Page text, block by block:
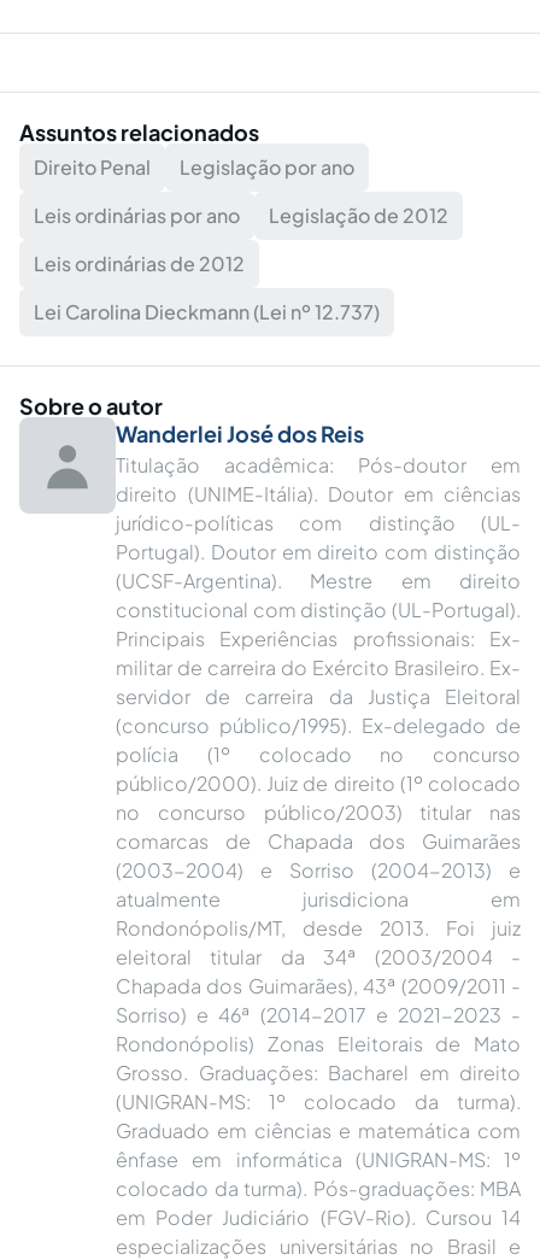
Assuntos relacionados
Direito Penal
Legislação por ano
Leis ordinárias por ano
Legislação de 2012
Leis ordinárias de 2012
Lei Carolina Dieckmann (Lei nº 12.737)
Sobre o autor
Wanderlei José dos Reis
Titulação acadêmica: Pós-doutor em
direito (UNIME-Itália). Doutor em ciências
jurídico-políticas com distinção (UL-
Portugal). Doutor em direito com distinção
(UCSF-Argentina). Mestre em direito
constitucional com distinção (UL-Portugal).
Principais Experiências profissionais: Ex-
militar de carreira do Exército Brasileiro. Ex-
servidor de carreira da Justiça Eleitoral
(concurso público/1995). Ex-delegado de
polícia (1º colocado no concurso
público/2000). Juiz de direito (1º colocado
no concurso público/2003) titular nas
comarcas de Chapada dos Guimarães
(2003-2004) e Sorriso (2004-2013) e
atualmente jurisdiciona em
Rondonópolis/MT, desde 2013. Foi juiz
eleitoral titular da 34ª (2003/2004 -
Chapada dos Guimarães), 43ª (2009/2011 -
Sorriso) e 46ª (2014-2017 e 2021-2023 -
Rondonópolis) Zonas Eleitorais de Mato
Grosso. Graduações: Bacharel em direito
(UNIGRAN-MS: 1º colocado da turma).
Graduado em ciências e matemática com
ênfase em informática (UNIGRAN-MS: 1º
colocado da turma). Pós-graduações: MBA
em Poder Judiciário (FGV-Rio). Cursou 14
especializações universitárias no Brasil e